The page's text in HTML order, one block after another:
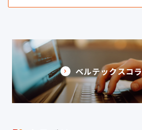
ベルテックスコ